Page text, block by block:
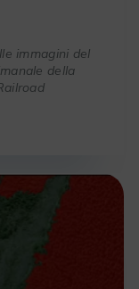
immagini del
della